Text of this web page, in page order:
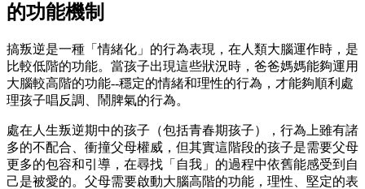
的功能機制
搞叛逆是一種「情緒化」的行為表現，在人類大腦運作時，是
比較低階的功能。當孩子出現這些狀況時，爸爸媽媽能夠運用
大腦較高階的功能--穩定的情緒和理性的行為，才能夠順利處
理孩子唱反調、鬧脾氣的行為。
處在人生叛逆期中的孩子（包括青春期孩子），行為上雖有諸
多的不配合、衝撞父母權威，但其實這階段的孩子是需要父母
更多的包容和引導，在尋找「自我」的過程中依舊能感受到自
己是被愛的。父母需要啟動大腦高階的功能，理性、堅定的表